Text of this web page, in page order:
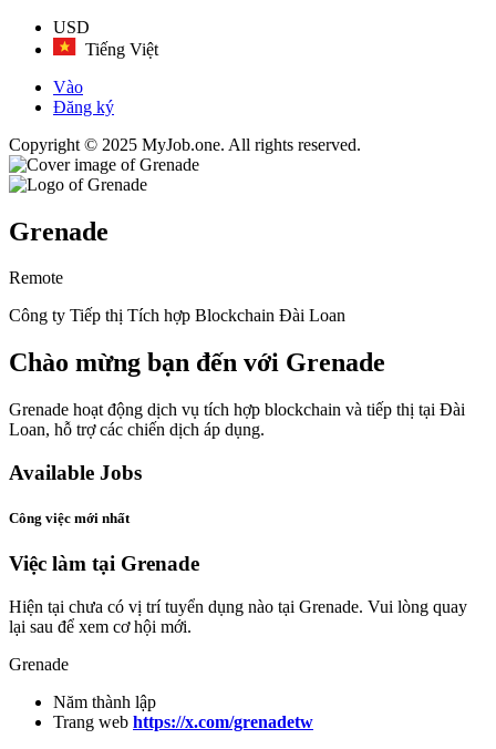
USD
Tiếng Việt
Vào
Đăng ký
Copyright © 2025 MyJob.one. All rights reserved.
Grenade
Remote
Công ty Tiếp thị Tích hợp Blockchain Đài Loan
Chào mừng bạn đến với Grenade
Grenade hoạt động dịch vụ tích hợp blockchain và tiếp thị tại Đài
Loan, hỗ trợ các chiến dịch áp dụng.
Available Jobs
Công việc mới nhất
Việc làm tại Grenade
Hiện tại chưa có vị trí tuyển dụng nào tại Grenade. Vui lòng quay
lại sau để xem cơ hội mới.
Grenade
Năm thành lập
Trang web https://x.com/grenadetw